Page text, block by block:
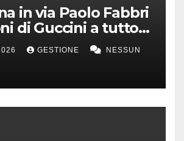
in via Paolo Fabbri
di Guccini a tutto
GESTIONE NESSUN